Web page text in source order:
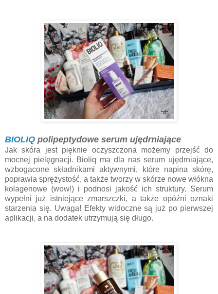
BIOLIQ polipeptydowe serum ujędrniające
Jak skóra jest pięknie oczyszczona możemy przejść do
mocnej pielęgnacji. Bioliq ma dla nas serum ujędrniające,
wzbogacone składnikami aktywnymi, które napina skórę,
poprawia sprężystość, a także tworzy w skórze nowe włókna
kolagenowe (wow!) i podnosi jakość ich struktury. Serum
wypełni już istniejące zmarszczki, a także opóźni oznaki
starzenia się. Uwaga! Efekty widoczne są już po pierwszej
aplikacji, a na dodatek utrzymują się długo.